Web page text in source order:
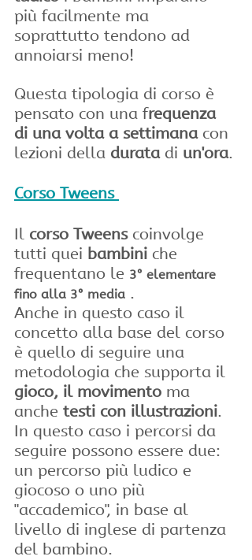
più facilmente ma
soprattutto tendono ad
annoiarsi meno!
Questa tipologia di corso è
pensato con una frequenza
di una volta a settimana con
lezioni della durata di un'ora.
Corso Tweens
Il corso Tweens coinvolge
tutti quei bambini che
frequentano le 3° elementare
fino alla 3° media .
Anche in questo caso il
concetto alla base del corso
è quello di seguire una
metodologia che supporta il
gioco, il movimento ma
anche testi con illustrazioni.
In questo caso i percorsi da
seguire possono essere due:
un percorso più ludico e
giocoso o uno più
"accademico", in base al
livello di inglese di partenza
del bambino.